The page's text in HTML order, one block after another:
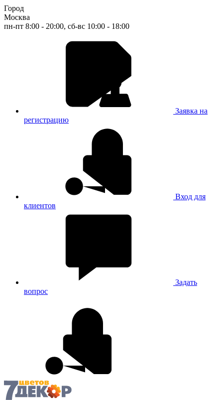
Город
Москва
пн-пт 8:00 - 20:00, сб-вс 10:00 - 18:00
Заявка на
регистрацию
Вход для
клиентов
Задать
вопрос